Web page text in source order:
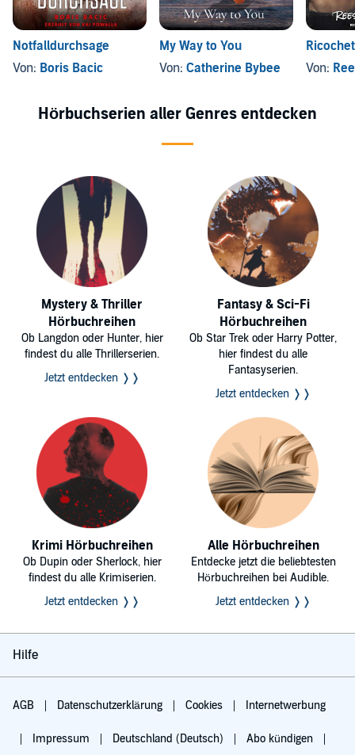
Notfalldurchsage
Von: Boris Bacic
My Way to You
Von: Catherine Bybee
Ricochet
Von:
Hörbuchserien aller Genres entdecken
Mystery & Thriller
Hörbuchreihen
Ob Langdon oder Hunter, hier
findest du alle Thrillerserien.
Jetzt entdecken ❭❭
Fantasy & Sci-Fi
Hörbuchreihen
Ob Star Trek oder Harry Potter,
hier findest du alle
Fantasyserien.
Jetzt entdecken ❭❭
Krimi Hörbuchreihen
Ob Dupin oder Sherlock, hier
findest du alle Krimiserien.
Jetzt entdecken ❭❭
Alle Hörbuchreihen
Entdecke jetzt die beliebtesten
Hörbuchreihen bei Audible.
Jetzt entdecken ❭❭
Hilfe
AGB Datenschutzerklärung Cookies Internetwerbung
Impressum Deutschland (Deutsch) Abo kündigen